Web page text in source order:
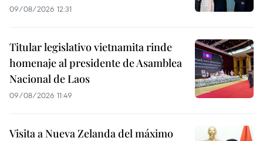
09/08/2026 12:31
Titular legislativo vietnamita rinde
homenaje al presidente de Asamblea
Nacional de Laos
09/08/2026 11:49
Visita a Nueva Zelanda del máximo